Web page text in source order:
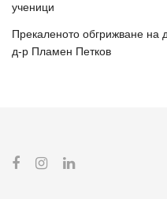
ученици
Прекаленото обгрижване на
д-р Пламен Петков